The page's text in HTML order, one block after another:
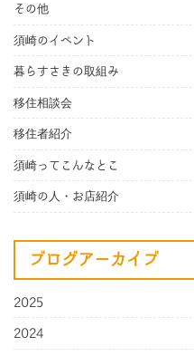
その他
須崎のイベント
暮らすさきの取組み
移住相談会
移住者紹介
須崎ってこんなとこ
須崎の人・お店紹介
ブログアーカイブ
2025
2024